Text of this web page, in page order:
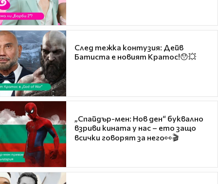
След тежка контузия: Дейв
Батиста е новият Кратос!😯💥
„Спайдър-мен: Нов ден“ буквално
взриви кината у нас – ето защо
всички говорят за него👀🎬